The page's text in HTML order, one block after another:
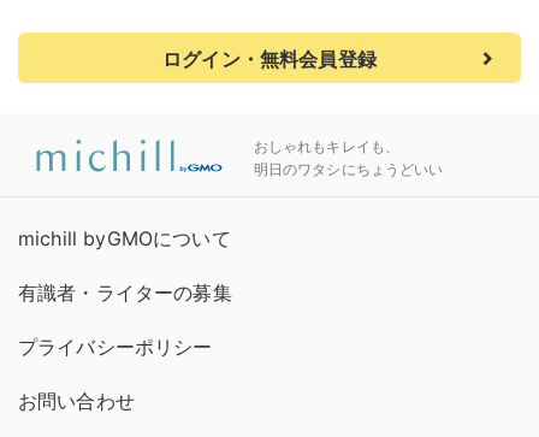
ログイン・無料会員登録
おしゃれもキレイも、
明日のワタシにちょうどいい
michill byGMOについて
有識者・ライターの募集
プライバシーポリシー
お問い合わせ